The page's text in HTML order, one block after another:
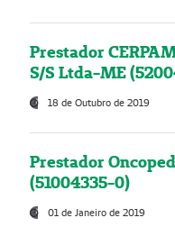
Prestador
S/S Ltda-ME
18 de Outubro de 2019
Prestador
(51004335-0)
01 de Janeiro de 2019